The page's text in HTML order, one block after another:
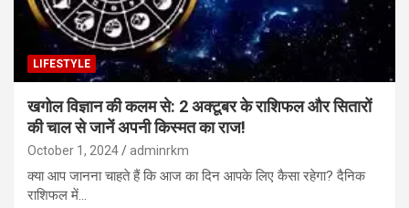
LIFESTYLE
खगोल विज्ञान की कलम से: 2 अक्टूबर के राशिफल और सितारों
की चाल से जानें अपनी किस्मत का राज!
October 1, 2024 adminrkm
क्या आप जानना चाहते हैं कि आज का दिन आपके लिए कैसा रहेगा? दैनिक
राशिफल में…